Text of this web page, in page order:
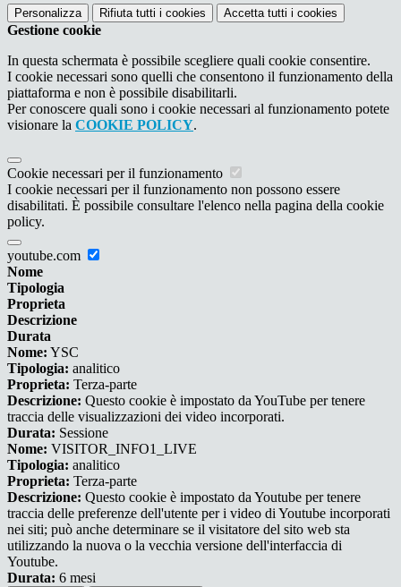
Personalizza Rifiuta tutti i cookies Accetta tutti i cookies
Gestione cookie
In questa schermata è possibile scegliere quali cookie consentire.
I cookie necessari sono quelli che consentono il funzionamento della
piattaforma e non è possibile disabilitarli.
Per conoscere quali sono i cookie necessari al funzionamento potete
visionare la COOKIE POLICY.
Cookie necessari per il funzionamento
I cookie necessari per il funzionamento non possono essere
disabilitati. È possibile consultare l'elenco nella pagina della cookie
policy.
youtube.com
Nome
Tipologia
Proprieta
Descrizione
Durata
Nome: YSC
Tipologia: analitico
Proprieta: Terza-parte
Descrizione: Questo cookie è impostato da YouTube per tenere
traccia delle visualizzazioni dei video incorporati.
Durata: Sessione
Nome: VISITOR_INFO1_LIVE
Tipologia: analitico
Proprieta: Terza-parte
Descrizione: Questo cookie è impostato da Youtube per tenere
traccia delle preferenze dell'utente per i video di Youtube incorporati
nei siti; può anche determinare se il visitatore del sito web sta
utilizzando la nuova o la vecchia versione dell'interfaccia di
Youtube.
Durata: 6 mesi